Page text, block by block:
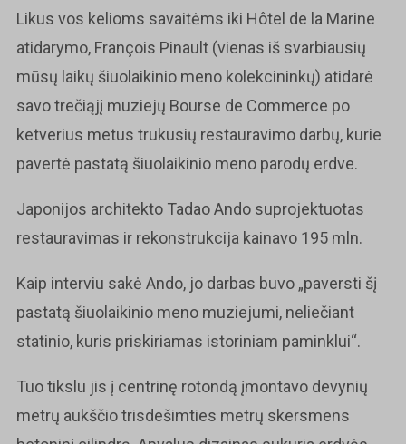
Likus vos kelioms savaitėms iki Hôtel de la Marine
atidarymo, François Pinault (vienas iš svarbiausių
mūsų laikų šiuolaikinio meno kolekcininkų) atidarė
savo trečiąjį muziejų Bourse de Commerce po
ketverius metus trukusių restauravimo darbų, kurie
pavertė pastatą šiuolaikinio meno parodų erdve.
Japonijos architekto Tadao Ando suprojektuotas
restauravimas ir rekonstrukcija kainavo 195 mln.
Kaip interviu sakė Ando, ​​jo darbas buvo „paversti šį
pastatą šiuolaikinio meno muziejumi, neliečiant
statinio, kuris priskiriamas istoriniam paminklui“.
Tuo tikslu jis į centrinę rotondą įmontavo devynių
metrų aukščio trisdešimties metrų skersmens